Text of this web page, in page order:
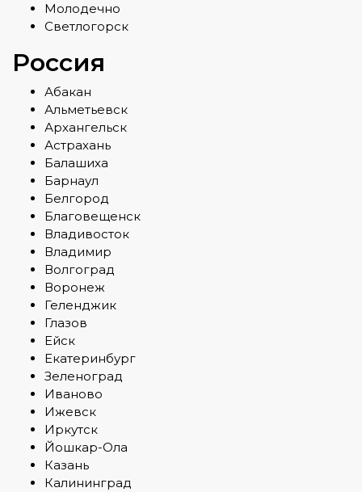
Молодечно
Светлогорск
Россия
Абакан
Альметьевск
Архангельск
Астрахань
Балашиха
Барнаул
Белгород
Благовещенск
Владивосток
Владимир
Волгоград
Воронеж
Геленджик
Глазов
Ейск
Екатеринбург
Зеленоград
Иваново
Ижевск
Иркутск
Йошкар-Ола
Казань
Калининград